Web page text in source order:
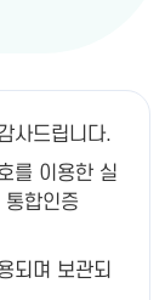
사드립니다.
를 이용한 실
합인증
되며 보관되